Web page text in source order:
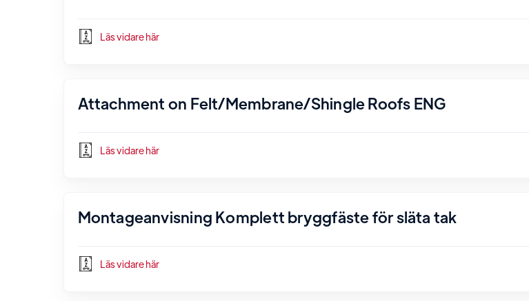
Läs vidare här
Attachment on Felt/Membrane/Shingle Roofs ENG
Läs vidare här
Montageanvisning Komplett bryggfäste för släta tak
Läs vidare här